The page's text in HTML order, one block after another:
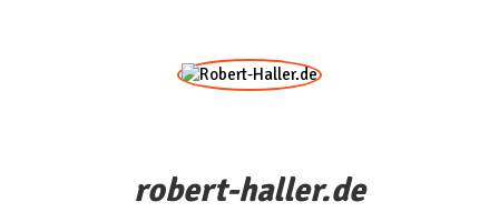
robert-haller.de